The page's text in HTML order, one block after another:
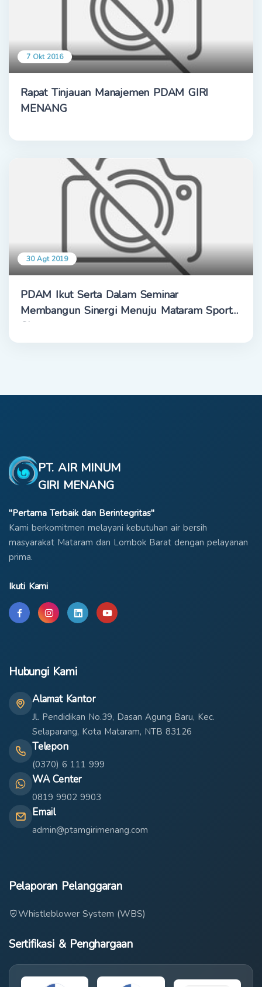
7 Okt 2016
Rapat Tinjauan Manajemen PDAM GIRI
MENANG
30 Agt 2019
PDAM Ikut Serta Dalam Seminar
Membangun Sinergi Menuju Mataram Sport
City
PT. AIR MINUM
GIRI MENANG
"Pertama Terbaik dan Berintegritas"
Kami berkomitmen melayani kebutuhan air bersih
masyarakat Mataram dan Lombok Barat dengan pelayanan
prima.
Ikuti Kami
Hubungi Kami
Alamat Kantor
Jl. Pendidikan No.39, Dasan Agung Baru, Kec.
Selaparang, Kota Mataram, NTB 83126
Telepon
(0370) 6 111 999
WA Center
0819 9902 9903
Email
admin@ptamgirimenang.com
Pelaporan Pelanggaran
Whistleblower System (WBS)
Sertifikasi & Penghargaan